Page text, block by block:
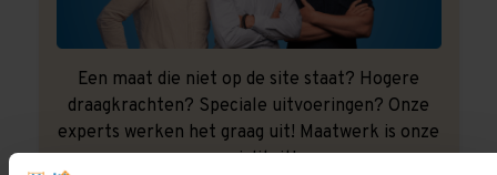
Een maat die niet op de site staat? Hogere
draagkrachten? Speciale uitvoeringen? Onze
experts werken het graag uit! Maatwerk is onze
specialiteit!